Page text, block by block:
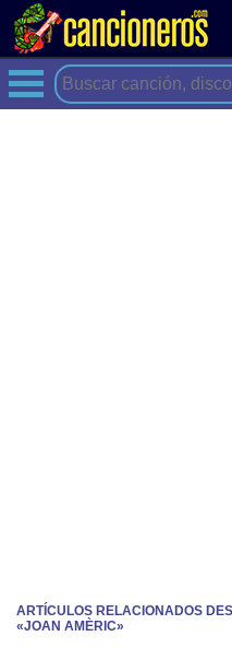
ARTÍCULOS RELACIONADOS
«JOAN AMÈRIC»